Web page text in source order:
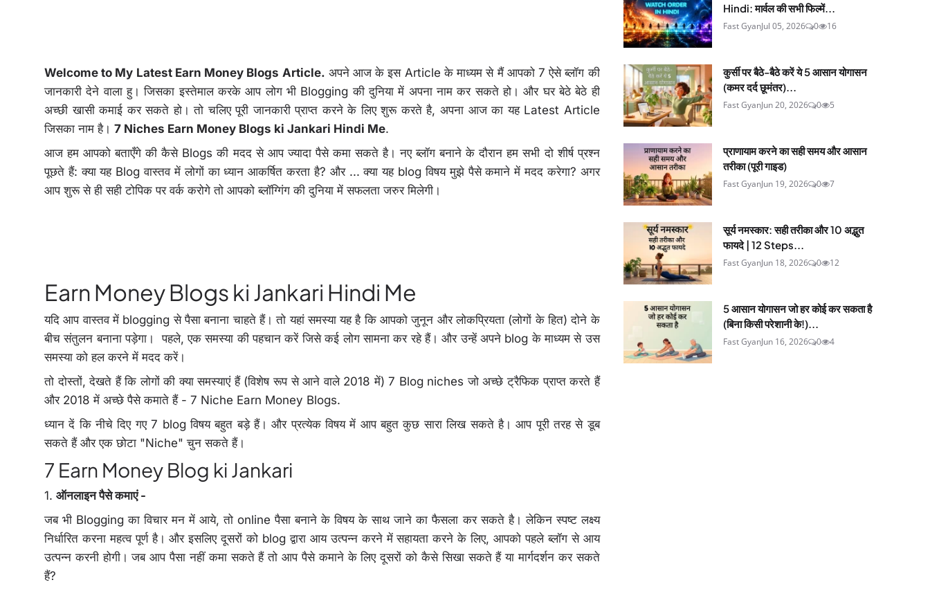
Welcome to My Latest Earn Money Blogs Article. अपने आज के इस Article के माध्यम से मैं आपको 7 ऐसे ब्लॉग की
जानकारी देने वाला हु। जिसका इस्तेमाल करके आप लोग भी Blogging की दुनिया में अपना नाम कर सकते हो। और घर बेठे बेठे ही
अच्छी खासी कमाई कर सकते हो। तो चलिए पूरी जानकारी प्राप्त करने के लिए शुरू करते है, अपना आज का यह Latest Article
जिसका नाम है। 7 Niches Earn Money Blogs ki Jankari Hindi Me.
आज हम आपको बताएँगे की कैसे Blogs की मदद से आप ज्यादा पैसे कमा सकते है। नए ब्लॉग बनाने के दौरान हम सभी दो शीर्ष प्रश्न
पूछते हैं: क्या यह Blog वास्तव में लोगों का ध्यान आकर्षित करता है? और ... क्या यह blog विषय मुझे पैसे कमाने में मदद करेगा? अगर
आप शुरू से ही सही टोपिक पर वर्क करोगे तो आपको ब्लॉग्गिंग की दुनिया में सफलता जरुर मिलेगी।
Earn Money Blogs ki Jankari Hindi Me
यदि आप वास्तव में blogging से पैसा बनाना चाहते हैं। तो यहां समस्या यह है कि आपको जुनून और लोकप्रियता (लोगों के हित) दोने के
बीच संतुलन बनाना पड़ेगा। पहले, एक समस्या की पहचान करें जिसे कई लोग सामना कर रहे हैं। और उन्हें अपने blog के माध्यम से उस
समस्या को हल करने में मदद करें।
तो दोस्तों, देखते हैं कि लोगों की क्या समस्याएं हैं (विशेष रूप से आने वाले 2018 में) 7 Blog niches जो अच्छे ट्रैफिक प्राप्त करते हैं
और 2018 में अच्छे पैसे कमाते हैं - 7 Niche Earn Money Blogs.
ध्यान दें कि नीचे दिए गए 7 blog विषय बहुत बड़े हैं। और प्रत्येक विषय में आप बहुत कुछ सारा लिख सकते है। आप पूरी तरह से डूब
सकते हैं और एक छोटा "Niche" चुन सकते हैं।
7 Earn Money Blog ki Jankari
1. ऑनलाइन पैसे कमाएं -
जब भी Blogging का विचार मन में आये, तो online पैसा बनाने के विषय के साथ जाने का फैसला कर सकते है। लेकिन स्पष्ट लक्ष्य
निर्धारित करना महत्व पूर्ण है। और इसलिए दूसरों को blog द्वारा आय उत्पन्न करने में सहायता करने के लिए, आपको पहले ब्लॉग से आय
उत्पन्न करनी होगी। जब आप पैसा नहीं कमा सकते हैं तो आप पैसे कमाने के लिए दूसरों को कैसे सिखा सकते हैं या मार्गदर्शन कर सकते
हैं?
Hindi: मार्वल की सभी फिल्में...
Fast GyanJul 05, 2026 0 16
कुर्सी पर बैठे-बैठे करें ये 5 आसान योगासन
(कमर दर्द छूमंतर)...
Fast GyanJun 20, 2026 0 5
प्राणायाम करने का सही समय और आसान
तरीका (पूरी गाइड)
Fast GyanJun 19, 2026 0 7
सूर्य नमस्कार: सही तरीका और 10 अद्भुत
फायदे | 12 Steps...
Fast GyanJun 18, 2026 0 12
5 आसान योगासन जो हर कोई कर सकता है
(बिना किसी परेशानी के!)...
Fast GyanJun 16, 2026 0 4